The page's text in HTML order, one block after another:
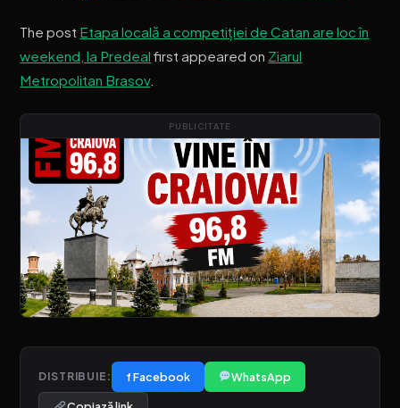
The post Etapa locală a competiției de Catan are loc în
weekend, la Predeal first appeared on Ziarul
Metropolitan Brasov.
PUBLICITATE
DISTRIBUIE: f Facebook WhatsApp